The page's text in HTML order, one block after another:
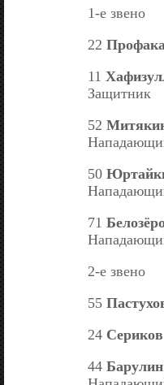
1-е звено
22
11
Защитник
52
50
71
2-е звено
55
24
44